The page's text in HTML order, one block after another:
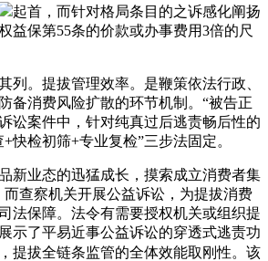
起首，而针对格局条目的之诉感化阐扬
益保第55条的价款或办事费用3倍的尺
。提拔管理效率。是鞭策依法行政、
备消费风险扩散的环节机制。“被告正
讼案件中，针对纯真过后逃责畅后性的
快检初筛+专业复检”三步法固定。
业态的迅猛成长，摸索成立消费者集
而查察机关开展公益诉讼，为提拔消费
法保障。法令有需要授权机关或组织提
示了平易近事公益诉讼的穿透式逃责功
提拔全链条监管的全体效能取刚性。该